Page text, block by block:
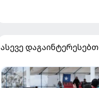
ასევე დაგაინტერესებთ